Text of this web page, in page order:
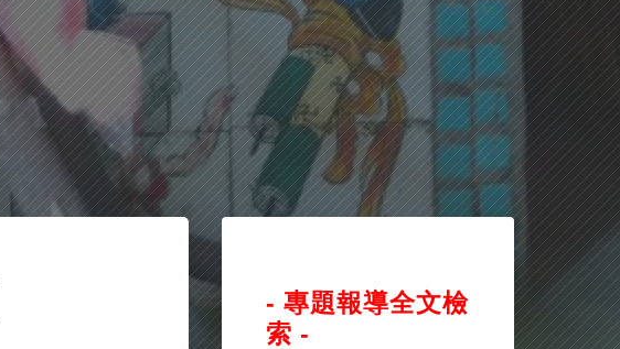
- 專題報導全文檢
索 -